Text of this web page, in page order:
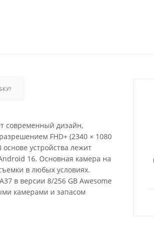
современный дизайн,
FHD+ (2340 × 1080
устройства лежит
16. Основная камера на
в любых условиях.
в версии 8/256 GB Awesome
камерами и запасом